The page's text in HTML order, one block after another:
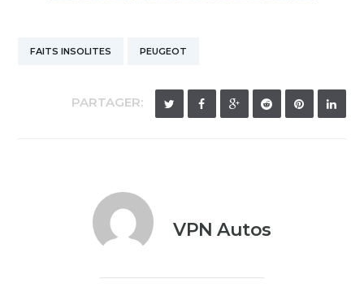
FAITS INSOLITES PEUGEOT
PARTAGER:
VPN Autos